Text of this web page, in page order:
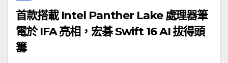
首款搭載 Intel Panther Lake 處理器筆
電於 IFA 亮相，宏碁 Swift 16 AI 拔得頭
籌